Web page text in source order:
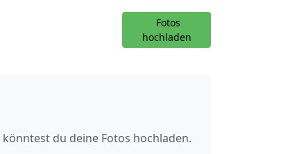
Fotos
hochladen
könntest du deine Fotos hochladen.